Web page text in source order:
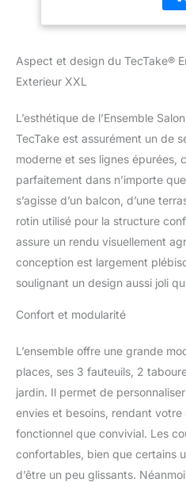
en
tout
de
de
cm
Aspect et design du TecTake®
Exterieur XXL
L’esthétique de l’Ensemble
TecTake est assurément un de
moderne et ses lignes épurées,
parfaitement dans n’importe
s’agisse d’un balcon, d’une
rotin utilisé pour la structure
assure un rendu visuellement
conception est largement
soulignant un design aussi joli
Confort et modularité
L’ensemble offre une grande
places, ses 3 fauteuils, 2
jardin. Il permet de
envies et besoins, rendant
fonctionnel que convivial. Les
confortables, bien que certains
d’être un peu glissants.